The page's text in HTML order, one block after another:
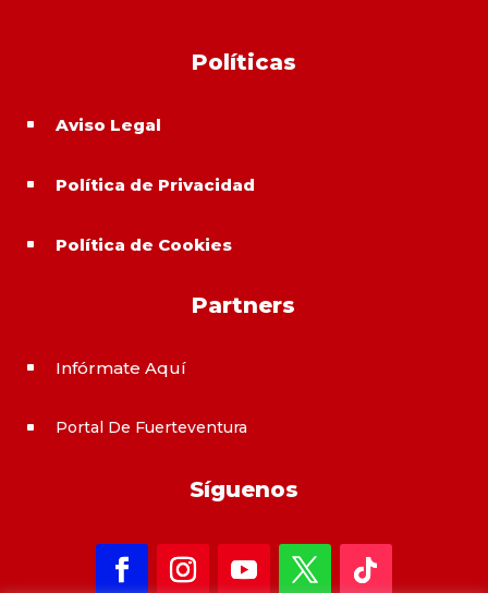
Políticas
^ Aviso Legal
^ Política de Privacidad
^ Política de Cookies
Partners
^ Infórmate Aquí
^ Portal De Fuerteventura
Síguenos